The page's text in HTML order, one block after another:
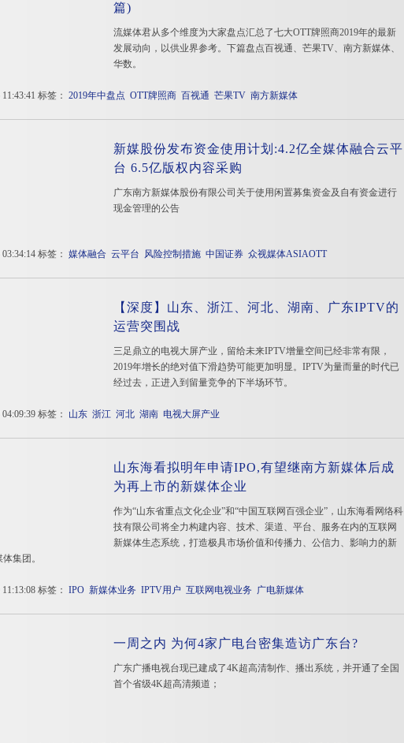
篇)
流媒体君从多个维度为大家盘点汇总了七大OTT牌照商2019年的最新
发展动向，以供业界参考。下篇盘点百视通、芒果TV、南方新媒体、
华数。
标签： 2019年中盘点 OTT牌照商 百视通 芒果TV 南方新媒体
新媒股份发布资金使用计划:4.2亿全媒体融合云平
台 6.5亿版权内容采购
广东南方新媒体股份有限公司关于使用闲置募集资金及自有资金进行
现金管理的公告
标签： 媒体融合 云平台 风险控制措施 中国证券 众视媒体ASIAOTT
【深度】山东、浙江、河北、湖南、广东IPTV的
运营突围战
三足鼎立的电视大屏产业，留给未来IPTV增量空间已经非常有限，
2019年增长的绝对值下滑趋势可能更加明显。IPTV为量而量的时代已
经过去，正进入到留量竞争的下半场环节。
标签： 山东 浙江 河北 湖南 电视大屏产业
山东海看拟明年申请IPO,有望继南方新媒体后成
为再上市的新媒体企业
作为“山东省重点文化企业”和“中国互联网百强企业”，山东海看网络科
技有限公司将全力构建内容、技术、渠道、平台、服务在内的互联网
新媒体生态系统，打造极具市场价值和传播力、公信力、影响力的新
集团。
标签： IPO 新媒体业务 IPTV用户 互联网电视业务 广电新媒体
一周之内 为何4家广电台密集造访广东台?
广东广播电视台现已建成了4K超高清制作、播出系统，并开通了全国
首个省级4K超高清频道；